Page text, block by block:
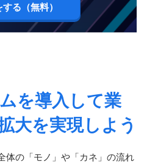
る（無料）
を導入して業
大を実現しよう
体の「モノ」や「カネ」の流れ